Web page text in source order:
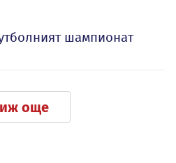
шампионат
още